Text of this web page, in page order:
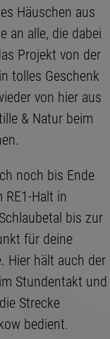
Häuschen aus
an alle, die dabei
Projekt von der
tolles Geschenk
von hier aus
& Natur beim
noch bis Ende
Halt in
bis zur
für deine
Hier hält auch der
Stundentakt und
Strecke
bedient.